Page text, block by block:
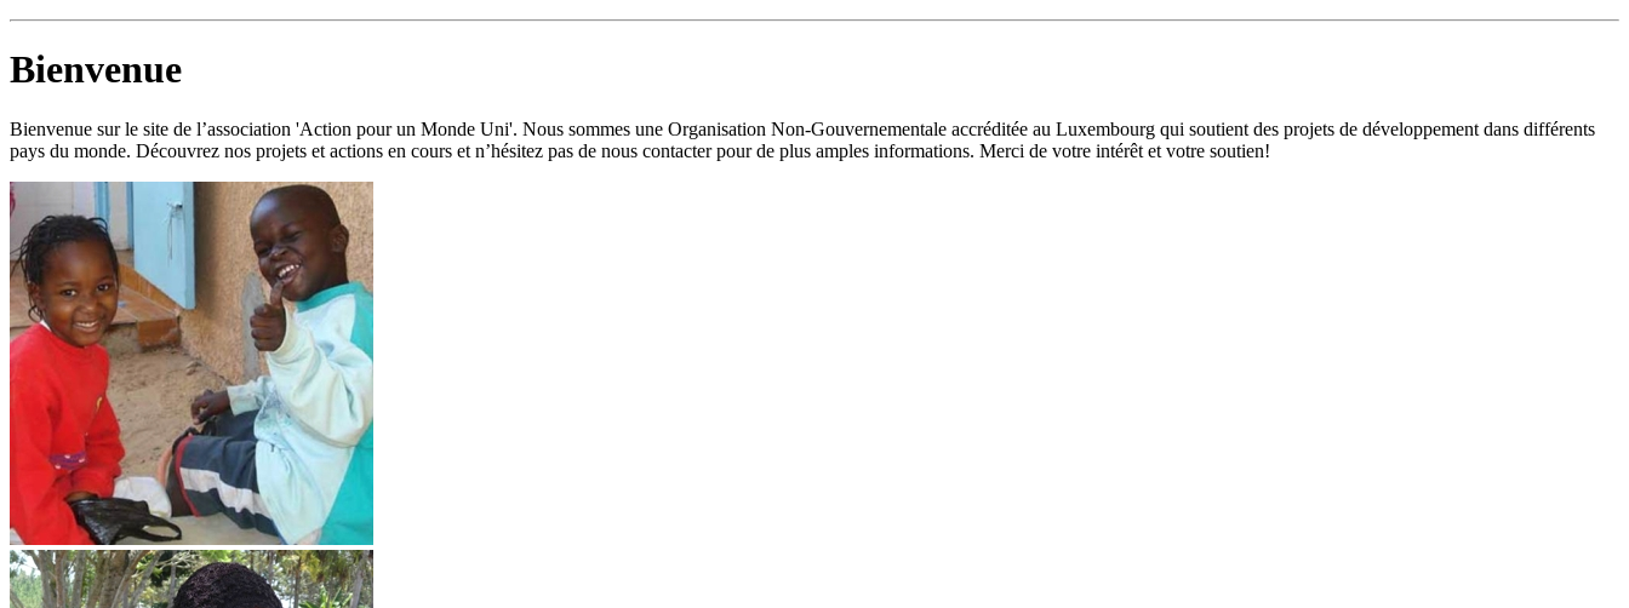
Bienvenue
Bienvenue sur le site de l’association 'Action pour un Monde Uni'. Nous sommes une Organisation Non-Gouvernementale accréditée au Luxembourg qui soutient des projets de développement dans différents
pays du monde. Découvrez nos projets et actions en cours et n’hésitez pas de nous contacter pour de plus amples informations. Merci de votre intérêt et votre soutien!